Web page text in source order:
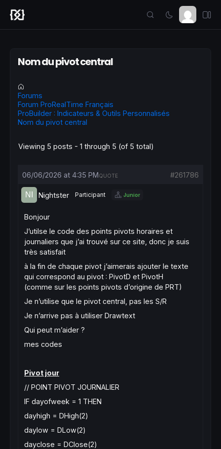
Nom du pivot central
Forums
Forum ProRealTime Français
ProBuilder : Indicateurs & Outils Personnalisés
Nom du pivot central
Viewing 5 posts - 1 through 5 (of 5 total)
06/06/2026 at 4:35 PM #261786
QUOTE
Nightster Participant Junior
Bonjour
J’utilse le code des points pivots horaires et
journaliers que j’ai trouvé sur ce site, donc je suis
très satisfait
à la fin de chaque pivot j’aimerais ajouter le texte
qui correspond au pivot : PivotD et PivotH
(comme sur les points pivots d’origine de PRT)
Je n’utilise que le pivot central, pas les S/R
Je n’arrive pas à utiliser Drawtext
Qui peut m’aider ?
mes codes
Pivot jour
// POINT PIVOT JOURNALIER
IF dayofweek = 1 THEN
dayhigh = DHigh(2)
daylow = DLow(2)
dayclose = DClose(2)